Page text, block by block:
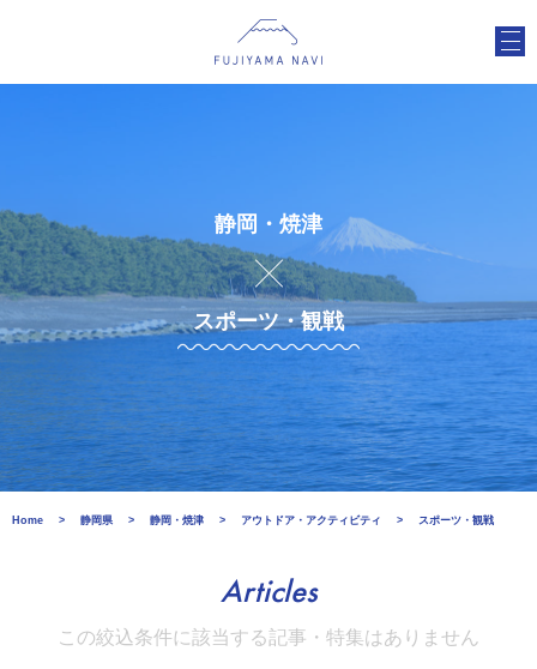
静岡・焼津
スポーツ・観戦
Home 静岡県 静岡・焼津 アウトドア・アクティビティ スポーツ・観戦
Articles
この絞込条件に該当する記事・特集はありません